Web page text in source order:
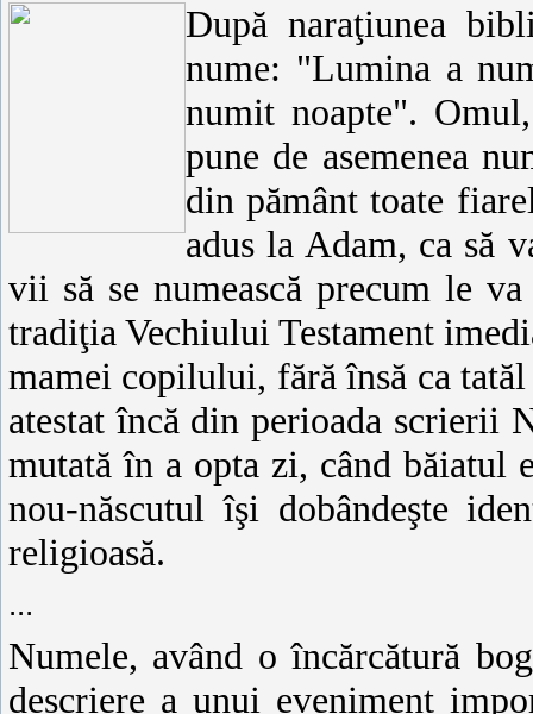
După naraţiunea
nume: "Lumina a
numit noapte".
pune de asemenea
din pământ toate
adus la Adam, ca să
vii să se numească precum le
tradiţia Vechiului Testament
mamei copilului, fără însă ca
atestat încă din perioada scrierii
mutată în a opta zi, când băiatul
nou-născutul îşi dobândeşte
religioasă.
...
Numele, având o încărcătură
descriere a unui eveniment